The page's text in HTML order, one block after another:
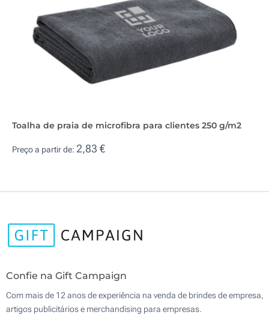
Toalha de praia de microfibra para clientes 250 g/m2
Preço a partir de: 2,83 €
Confie na Gift Campaign
Com mais de 12 anos de experiência na venda de brindes de empresa,
artigos publicitários e merchandising para empresas.